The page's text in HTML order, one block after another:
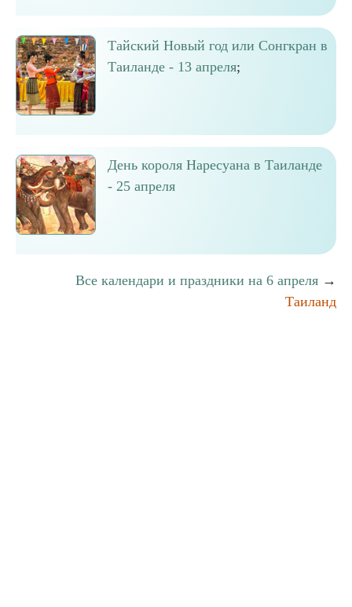
Тайский Новый год или Сонгкран в
Таиланде - 13 апреля;
День короля Наресуана в Таиланде
- 25 апреля
Все календари и праздники на 6 апреля →
Таиланд